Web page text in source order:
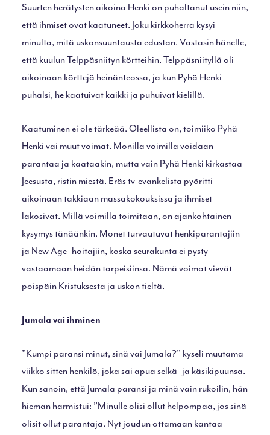
Suurten herätysten aikoina Henki on puhaltanut usein niin,
että ihmiset ovat kaatuneet. Joku kirkkoherra kysyi
minulta, mitä uskonsuuntausta edustan. Vastasin hänelle,
että kuulun Telppäsniityn körtteihin. Telppäsniityllä oli
aikoinaan körttejä heinänteossa, ja kun Pyhä Henki
puhalsi, he kaatuivat kaikki ja puhuivat kielillä.
Kaatuminen ei ole tärkeää. Oleellista on, toimiiko Pyhä
Henki vai muut voimat. Monilla voimilla voidaan
parantaa ja kaataakin, mutta vain Pyhä Henki kirkastaa
Jeesusta, ristin miestä. Eräs tv-evankelista pyöritti
aikoinaan takkiaan massakokouksissa ja ihmiset
lakosivat. Millä voimilla toimitaan, on ajankohtainen
kysymys tänäänkin. Monet turvautuvat henkiparantajiin
ja New Age -hoitajiin, koska seurakunta ei pysty
vastaamaan heidän tarpeisiinsa. Nämä voimat vievät
poispäin Kristuksesta ja uskon tieltä.
Jumala vai ihminen
”Kumpi paransi minut, sinä vai Jumala?” kyseli muutama
viikko sitten henkilö, joka sai apua selkä- ja käsikipuunsa.
Kun sanoin, että Jumala paransi ja minä vain rukoilin, hän
hieman harmistui: ”Minulle olisi ollut helpompaa, jos sinä
olisit ollut parantaja. Nyt joudun ottamaan kantaa